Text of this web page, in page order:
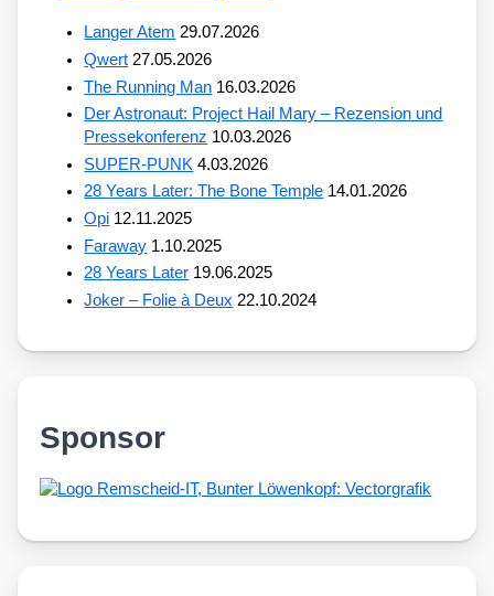
Langer Atem 29.07.2026
Qwert 27.05.2026
The Running Man 16.03.2026
Der Astronaut: Project Hail Mary – Rezension und
Pressekonferenz 10.03.2026
SUPER-PUNK 4.03.2026
28 Years Later: The Bone Temple 14.01.2026
Opi 12.11.2025
Faraway 1.10.2025
28 Years Later 19.06.2025
Joker – Folie à Deux 22.10.2024
Sponsor